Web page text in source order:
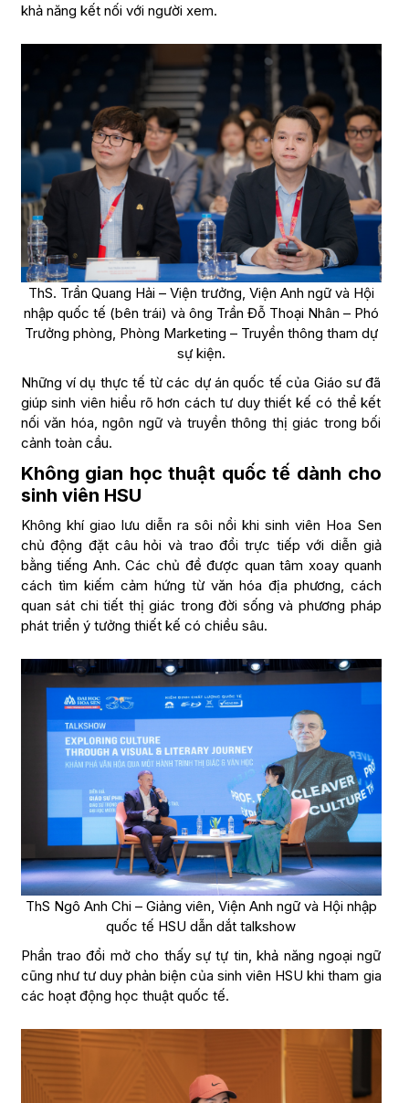
khả năng kết nối với người xem.
ThS. Trần Quang Hải – Viện trưởng, Viện Anh ngữ và Hội
nhập quốc tế (bên trái) và ông Trần Đỗ Thoại Nhân – Phó
Trưởng phòng, Phòng Marketing – Truyền thông tham dự
sự kiện.
Những ví dụ thực tế từ các dự án quốc tế của Giáo sư đã
giúp sinh viên hiểu rõ hơn cách tư duy thiết kế có thể kết
nối văn hóa, ngôn ngữ và truyền thông thị giác trong bối
cảnh toàn cầu.
Không gian học thuật quốc tế dành cho
sinh viên HSU
Không khí giao lưu diễn ra sôi nổi khi sinh viên Hoa Sen
chủ động đặt câu hỏi và trao đổi trực tiếp với diễn giả
bằng tiếng Anh. Các chủ đề được quan tâm xoay quanh
cách tìm kiếm cảm hứng từ văn hóa địa phương, cách
quan sát chi tiết thị giác trong đời sống và phương pháp
phát triển ý tưởng thiết kế có chiều sâu.
ThS Ngô Anh Chi – Giảng viên, Viện Anh ngữ và Hội nhập
quốc tế HSU dẫn dắt talkshow
Phần trao đổi mở cho thấy sự tự tin, khả năng ngoại ngữ
cũng như tư duy phản biện của sinh viên HSU khi tham gia
các hoạt động học thuật quốc tế.